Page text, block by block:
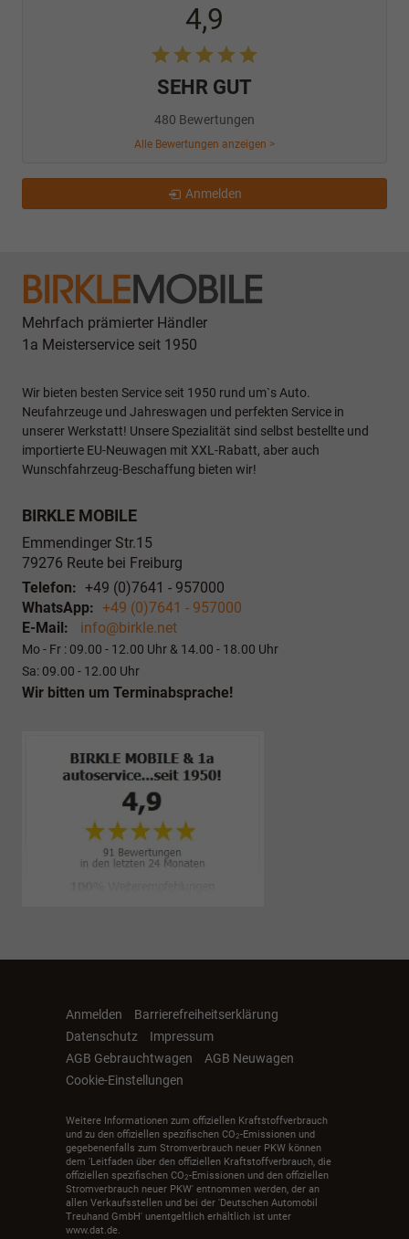
4,9
SEHR GUT
480 Bewertungen
Alle Bewertungen anzeigen >
Anmelden
Mehrfach prämierter Händler
1a Meisterservice seit 1950
Wir bieten besten Service seit 1950 rund um`s Auto.
Neufahrzeuge und Jahreswagen und perfekten Service in
unserer Werkstatt! Unsere Spezialität sind selbst bestellte und
importierte EU-Neuwagen mit XXL-Rabatt, aber auch
Wunschfahrzeug-Beschaffung bieten wir!
BIRKLE MOBILE
Emmendinger Str.15
79276 Reute bei Freiburg
Telefon: +49 (0)7641 - 957000
WhatsApp: +49 (0)7641 - 957000
E-Mail:
info@birkle.net
Mo - Fr : 09.00 - 12.00 Uhr & 14.00 - 18.00 Uhr
Sa: 09.00 - 12.00 Uhr
Wir bitten um Terminabsprache!
Anmelden
Barrierefreiheitserklärung
Datenschutz
Impressum
AGB Gebrauchtwagen
AGB Neuwagen
Cookie-Einstellungen
Weitere Informationen zum offiziellen Kraftstoffverbrauch
und zu den offiziellen spezifischen CO2-Emissionen und
gegebenenfalls zum Stromverbrauch neuer PKW können
dem 'Leitfaden über den offiziellen Kraftstoffverbrauch, die
offiziellen spezifischen CO2-Emissionen und den offiziellen
Stromverbrauch neuer PKW' entnommen werden, der an
allen Verkaufsstellen und bei der 'Deutschen Automobil
Treuhand GmbH' unentgeltlich erhältlich ist unter
www.dat.de.